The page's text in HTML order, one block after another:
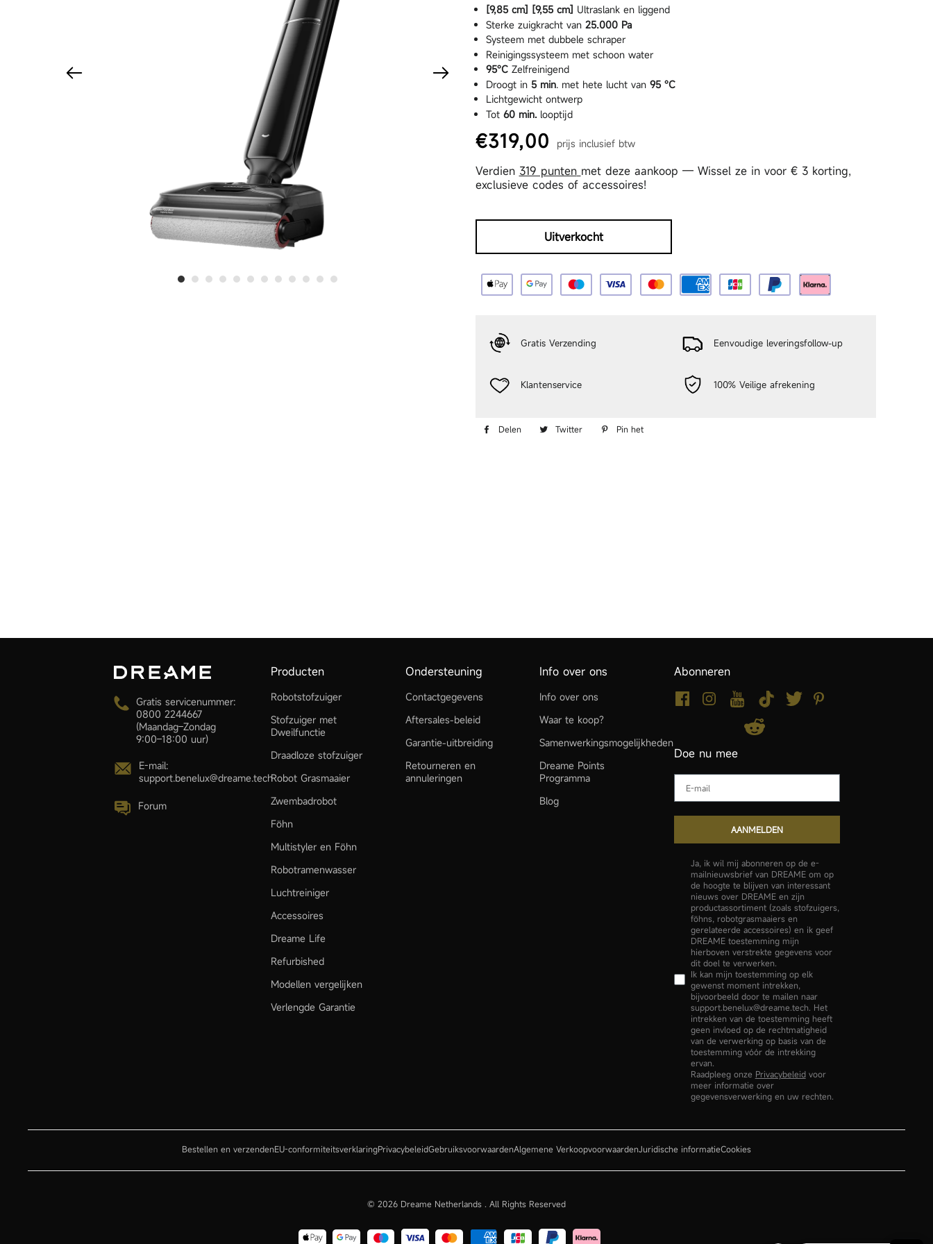
Robotramenwasser
L10s Ultra Gen 3 Kit D20 Pro Plus L10s Pro Gen 3
[9,85 cm] [9,55 cm] Ultraslank en liggend
Sterke zuigkracht van 25.000 Pa
Systeem met dubbele schraper
Reinigingssysteem met schoon water
95°CZelfreinigend
Droogt in 5 min. met hete lucht van95 °C
Lichtgewicht ontwerp
Tot 60 min.looptijd
€319,00
Normale prijs
Aanbiedingsprijs
prijs inclusief btw
Verdien 319 punten met deze aankoop — Wissel ze in voor € 3korting,
exclusieve codes of accessoires!
Uitverkocht
Gratis Verzending Eenvoudige leveringsfollow-up
Klantenservice 100% Veilige afrekening
Delen Delen op Facebook
Twitter Twitteren op Twitter
Pin het
Gratis servicenummer:
0800 2244667
(Maandag–Zondag
9:00–18:00 uur)
E-mail:
support.benelux@dreame.tech
Forum
Producten
Robotstofzuiger
Stofzuiger met
Dweilfunctie
Draadloze stofzuiger
Robot Grasmaaier
Zwembadrobot
Föhn
Multistyler en Föhn
Robotramenwasser
Luchtreiniger
Accessoires
Dreame Life
Refurbished
Modellen vergelijken
Verlengde Garantie
Ondersteuning
Contactgegevens
Aftersales-beleid
Garantie-uitbreiding
Retourneren en
annuleringen
Info over ons
Info over ons
Waar te koop?
Samenwerkingsmogelijkheden
Dreame Points
Programma
Blog
Abonneren
Doe nu mee
Email
AANMELDEN
Ja, ik wil mij abonneren op de e-
mailnieuwsbrief van DREAME om op
de hoogte te blijven van interessant
nieuws over DREAME en zijn
productassortiment (zoals stofzuigers,
föhns, robotgrasmaaiers en
gerelateerde accessoires) en ik geef
DREAME toestemming mijn
hierboven verstrekte gegevens voor
dit doel te verwerken.
Ik kan mijn toestemming op elk
gewenst moment intrekken,
bijvoorbeeld door te mailen naar
support.benelux@dreame.tech. Het
intrekken van de toestemming heeft
geen invloed op de rechtmatigheid
van de verwerking op basis van de
toestemming vóór de intrekking
ervan.
Raadpleeg onze Privacybeleidvoor
meer informatie over
gegevensverwerking en uw rechten.
Bestellen en verzendenEU-conformiteitsverklaringPrivacybeleidGebruiksvoorwaardenAlgemene VerkoopvoorwaardenJuridische informatieCookies
© 2026 Dreame Netherlands . All Rights Reserved